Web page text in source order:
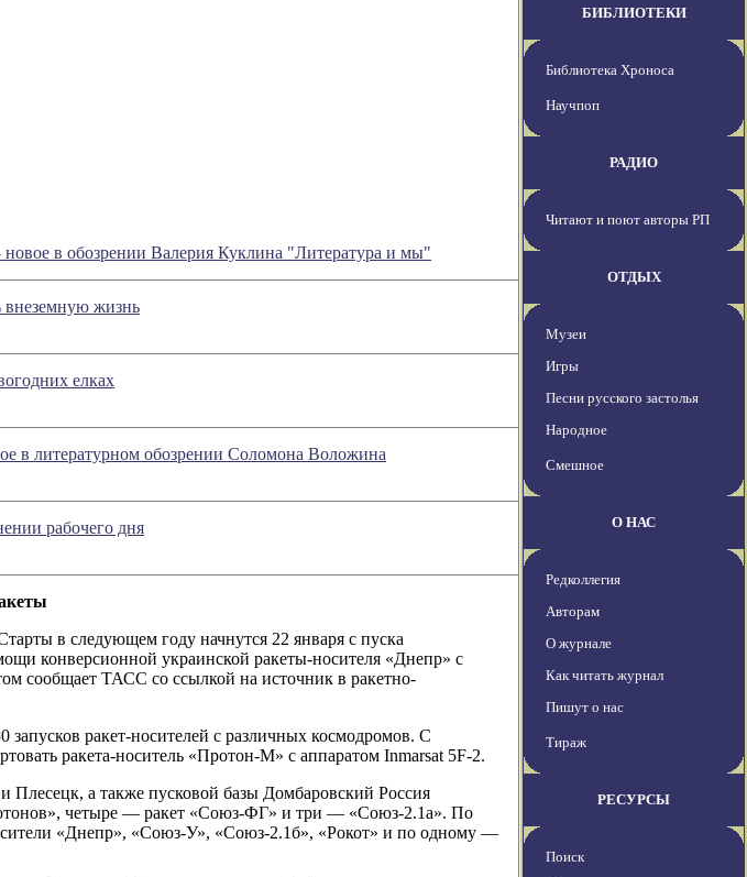
новое в обозрении Валерия Куклина "Литература и мы"
внеземную жизнь
елках
в литературном обозрении Соломона Воложина
рабочего дня
в следующем году начнутся 22 января с пуска
конверсионной украинской ракеты-носителя «Днепр» с
сообщает ТАСС со ссылкой на источник в ракетно-
запусков ракет-носителей с различных космодромов. С
ракета-носитель «Протон-М» с аппаратом Inmarsat 5F-2.
Плесецк, а также пусковой базы Домбаровский Россия
четыре — ракет «Союз-ФГ» и три — «Союз-2.1а». По
«Днепр», «Союз-У», «Союз-2.1б», «Рокот» и по одному —
БИБЛИОТЕКИ
Библиотека Хроноса
Научпоп
РАДИО
Читают и поют авторы РП
ОТДЫХ
Музеи
Игры
Песни русского застолья
Народное
Смешное
О НАС
Редколлегия
Авторам
О журнале
Как читать журнал
Пишут о нас
Тираж
РЕСУРСЫ
Поиск